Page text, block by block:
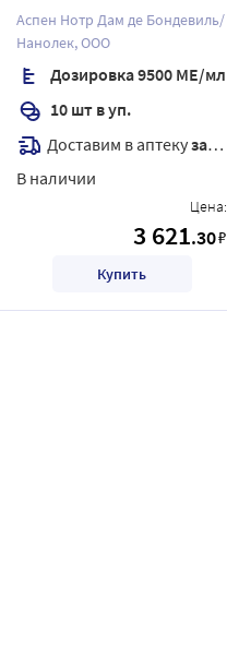
Аспен Нотр Дам де Бондевиль/
Нанолек, ООО
Дозировка 9500 МЕ/мл
10 шт в уп.
Доставим в аптекузавтра
В наличии
Цена:
3 621.30₽
Купить